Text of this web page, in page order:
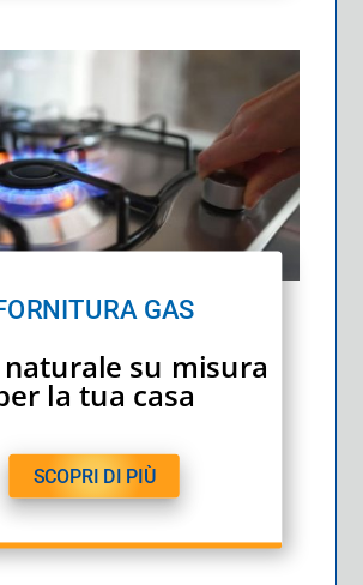
GAS
naturale su misura
la tua casa
SCOPRI DI PIÙ